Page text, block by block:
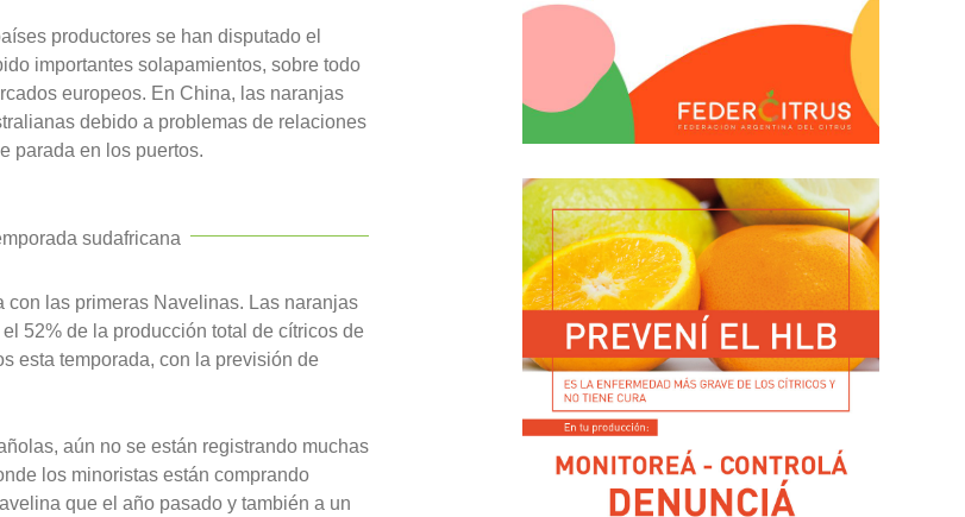
productores se han disputado el
importantes solapamientos, sobre todo
europeos. En China, las naranjas
debido a problemas de relaciones
parada en los puertos.
sudafricana
con las primeras Navelinas. Las naranjas
52% de la producción total de cítricos de
esta temporada, con la previsión de
aún no se están registrando muchas
los minoristas están comprando
que el año pasado y también a un